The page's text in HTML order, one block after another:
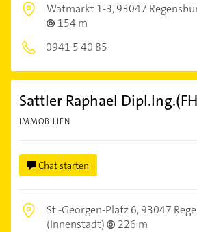
Watmarkt 1-3,93047
154 m
0941 5 40 85
Sattler Raphael
IMMOBILIEN
Chat starten
St.-Georgen-Platz 6,93047
(Innenstadt)
226 m